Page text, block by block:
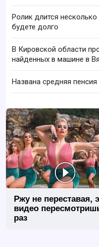
Ролик длится
будете долго
В Кировской области
найденных в машине в
Названа средняя
Ржу не переставая,
видео
раз